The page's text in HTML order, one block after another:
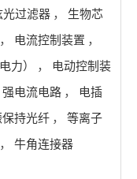
光过滤器 ，
生物芯
， 电流控制装置 ，
力） ，
电动控制装
强电流电路 ，
电插
持光纤 ，
等离子
，
牛角连接器